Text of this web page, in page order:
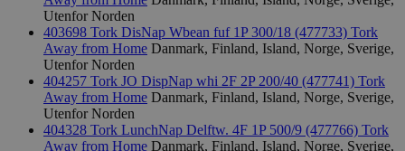
Utenfor Norden
403698 Tork DisNap Wbean fuf 1P 300/18 (477733) Tork
Away from Home Danmark, Finland, Island, Norge, Sverige,
Utenfor Norden
404257 Tork JO DispNap whi 2F 2P 200/40 (477741) Tork
Away from Home Danmark, Finland, Island, Norge, Sverige,
Utenfor Norden
404328 Tork LunchNap Delftw. 4F 1P 500/9 (477766) Tork
Away from Home Danmark, Finland, Island, Norge, Sverige,